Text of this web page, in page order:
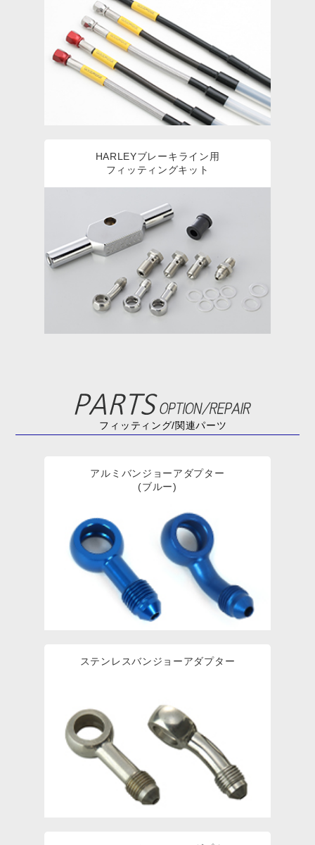
HARLEYブレーキライン用
フィッティングキット
フィッティング/関連パーツ
アルミバンジョーアダプター
(ブルー)
ステンレスバンジョーアダプター